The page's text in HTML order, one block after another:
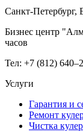
Санкт-Петербург,
Бизнес центр
часов
Тел: +7 (812)
Услуги
Гарантия и
Ремонт
Чистка